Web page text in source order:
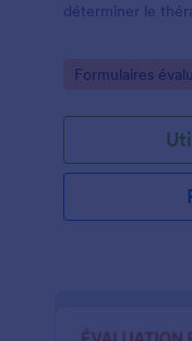
déterminer le
Go to Category:
Formulaires